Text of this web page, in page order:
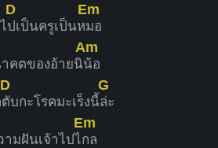
D
ปเป็นครูเป็นห
Em
มอ
คตของอ้ายนิ
Am
น้อ
D
ตับกะโรคมะเร็งนี้
G
ล่ะ
ามฝันเจ้าไปไ
Em
กล